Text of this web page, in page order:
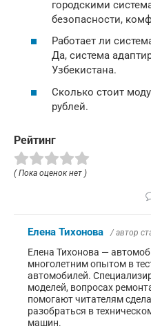
городскими
безопасности,
Работает ли
Да, система
Узбекистана.
Сколько стоит
рублей.
Рейтинг
( Пока оценок нет )
Елена Тихонова / автор
Елена Тихонова —
многолетним опытом в
автомобилей.
моделей, вопросах
помогают читателям
разобраться в
машин.